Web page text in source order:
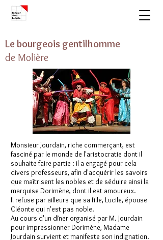
Le bourgeois gentilhomme
de Molière
Monsieur Jourdain, riche commerçant, est
fasciné par le monde de l'aristocratie dont il
souhaite faire partie : il a engagé pour cela
divers professeurs, afin d'acquérir les savoirs
que maîtrisent les nobles et de séduire ainsi la
marquise Dorimène, dont il est amoureux.
Il refuse par ailleurs que sa fille, Lucile, épouse
Cléonte qui n'est pas noble.
Au cours d'un dîner organisé par M. Jourdain
pour impressionner Dorimène, Madame
Jourdain survient et manifeste son indignation.